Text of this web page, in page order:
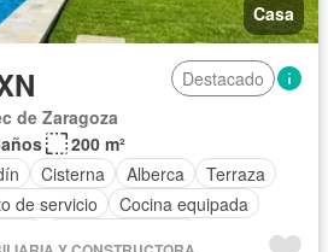
Casa
Destacado
de Zaragoza
200 m²
Cisterna Alberca
Terraza
de servicio
Cocina equipada